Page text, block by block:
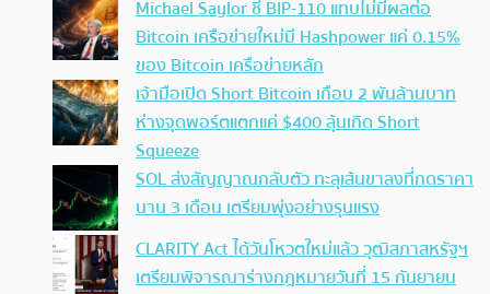
Michael Saylor ชี้ BIP-110 แทบไม่มีผลต่อ
Bitcoin เครือข่ายใหม่มี Hashpower แค่ 0.15%
ของ Bitcoin เครือข่ายหลัก
เจ้ามือเปิด Short Bitcoin เกือบ 2 พันล้านบาท
ห่างจุดพอร์ตแตกแค่ $400 ลุ้นเกิด Short
Squeeze
SOL ส่งสัญญาณกลับตัว ทะลุเส้นขาลงที่กดราคา
นาน 3 เดือน เตรียมพุ่งอย่างรุนแรง
CLARITY Act ได้วันโหวตใหม่แล้ว วุฒิสภาสหรัฐฯ
เตรียมพิจารณาร่างกฎหมายวันที่ 15 กันยายน